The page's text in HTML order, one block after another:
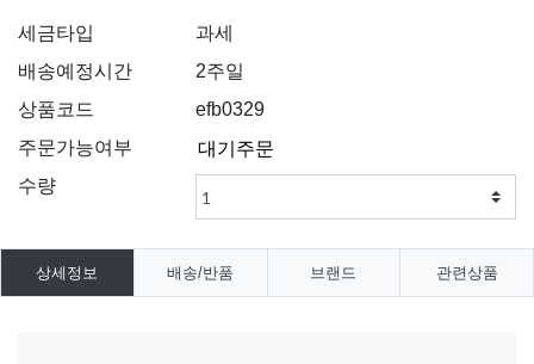
세금타입
과세
배송예정시간
2주일
상품코드
efb0329
주문가능여부
수량
상세정보 배송/반품 브랜드 관련상품